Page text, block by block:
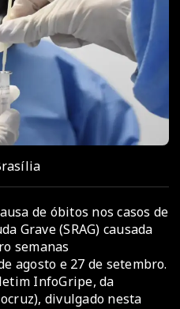
de óbitos nos casos de
Grave (SRAG) causada
semanas
agosto e 27 de setembro.
InfoGripe, da
divulgado nesta